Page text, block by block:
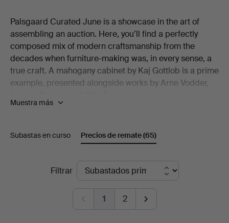
Palsgaard Curated June is a showcase in the art of
assembling an auction. Here, you’ll find a perfectly
composed mix of modern craftsmanship from the
decades when furniture-making was, in every sense, a
true craft. A mahogany cabinet by Kaj Gottlob is a prime
example, presented alongside works by Arne Vodder,
as does the rattan lamp by R. Wengler (not to be
Axel Saalto—an artist who needs no further introduction
—and he is also represented by a bowl of exceptional
Of note are several standout furniture pieces from the
Muestra más
Subastas en curso Precios de remate(65)
Filtrar
1 2